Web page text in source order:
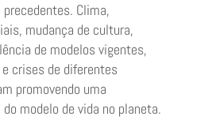
Clima,
mudança de cultura,
de modelos vigentes,
crises de diferentes
promovendo uma
modelo de vida no planeta.